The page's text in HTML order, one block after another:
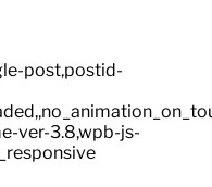
post,postid-
ver-3.8,wpb-js-